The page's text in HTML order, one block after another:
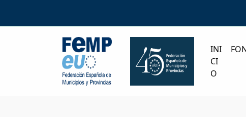
INI
CI
O